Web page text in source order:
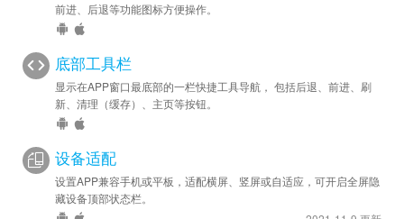
前进、后退等功能图标方便操作。
底部工具栏
显示在APP窗口最底部的一栏快捷工具导航， 包括后退、前进、刷
新、清理（缓存）、主页等按钮。
设备适配
设置APP兼容手机或平板，适配横屏、竖屏或自适应，可开启全屏隐
藏设备顶部状态栏。